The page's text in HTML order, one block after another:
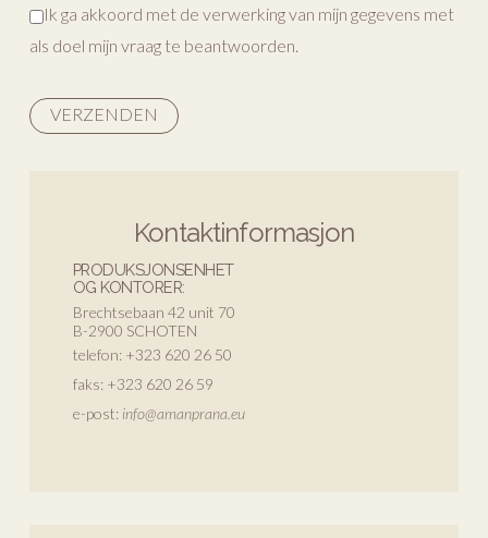
Ik ga akkoord met de verwerking van mijn gegevens met
als doel mijn vraag te beantwoorden.
Kontaktinformasjon
PRODUKSJONSENHET
OG KONTORER:
Brechtsebaan 42 unit 70
B-2900 SCHOTEN
telefon: +323 620 26 50
faks: +323 620 26 59
e-post: info@amanprana.eu